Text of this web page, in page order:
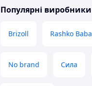
Популярні виробники
Brizoll Rashko Baba
No brand Сила